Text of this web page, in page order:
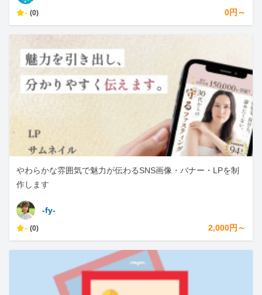
- (0) 0円～
やわらかな雰囲気で魅力が伝わるSNS画像・バナー・LPを制
作します
-fy-
- (0) 2,000円～